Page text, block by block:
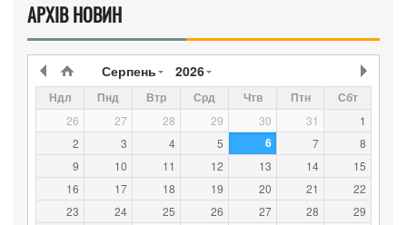
АРХІВ НОВИН
Серпень 2026
Ндл Пнд Втр Срд Чтв Птн Сбт
26 27 28 29 30 31
1
2
3 4 5 6 7
8
9
10 11 12 13 14
15
16
17 18 19 20 21
22
23
24 25 26 27 28
29